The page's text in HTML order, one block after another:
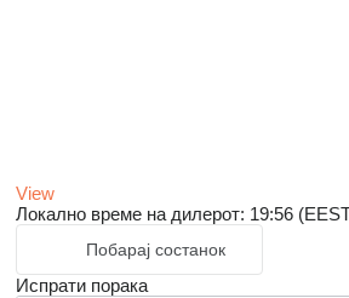
View
Локално време на дилерот: 19:56
Побарај состанок
Испрати порака